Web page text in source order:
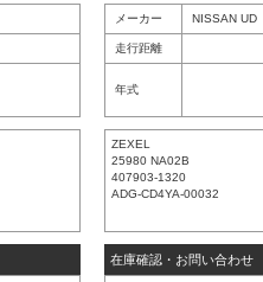
メーカー NISSAN UD
走行距離
年式
ZEXEL
25980 NA02B
407903-1320
ADG-CD4YA-00032
在庫確認・お問い合わせ